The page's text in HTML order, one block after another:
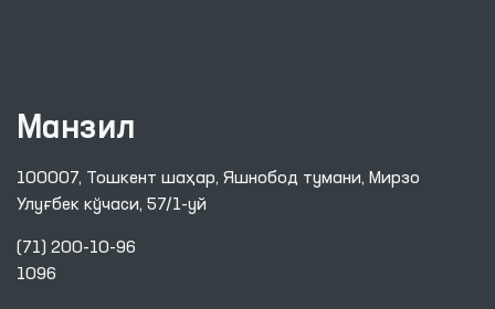
Манзил
100007, Тошкент шаҳар, Яшнобод тумани, Мирзо
Улуғбек кўчаси, 57/1-уй
(71) 200-10-96
1096